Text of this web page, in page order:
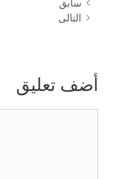
سابق
التالى
أضف تعليق